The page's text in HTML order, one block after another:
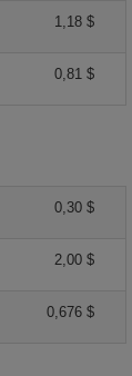
1,18 $
0,81 $
0,30 $
2,00 $
0,676 $